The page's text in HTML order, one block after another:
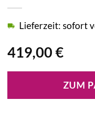
419,00 €
Lieferzeit: sofort
ZUM